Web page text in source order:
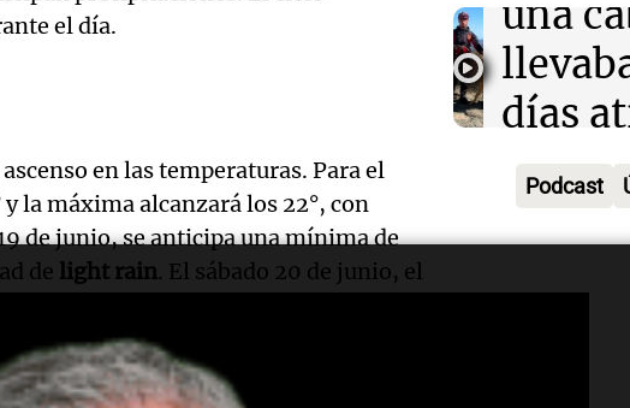
el día.
en las temperaturas. Para el
la máxima alcanzará los 22°, con
de junio, se anticipa una mínima de
de light rain. El sábado 20 de junio, el
máxima de 19°, bajo un cielo
junio, se pronostica una mínima de
Panorama
Episodios
ayuno
Panorama
Episodios
una
días
en un
Una
Audio.
un
la
Audio.
Podcast